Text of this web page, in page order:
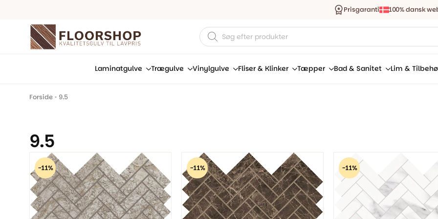
Prisgaranti 100% dansk
Products
search
Laminatgulve Trægulve Vinylgulve Fliser & Klinker Tæpper Bad & Sanitet Lim &
Forside • 9.5
9.5
-11% -11% -11%